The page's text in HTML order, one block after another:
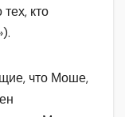
кто
что Моше,